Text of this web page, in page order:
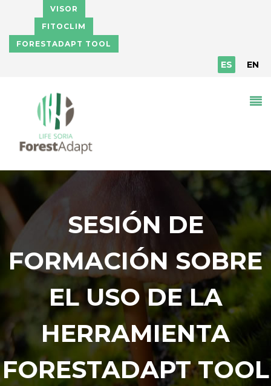
Pasar al contenido principal
VISOR
FITOCLIM
FORESTADAPT TOOL
ES EN
SESIÓN DE
FORMACIÓN SOBRE
EL USO DE LA
HERRAMIENTA
FORESTADAPT TOOL